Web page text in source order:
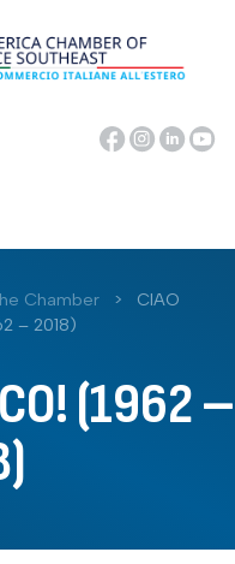
Chamber >
CIAO
– 2018)
(1962 –